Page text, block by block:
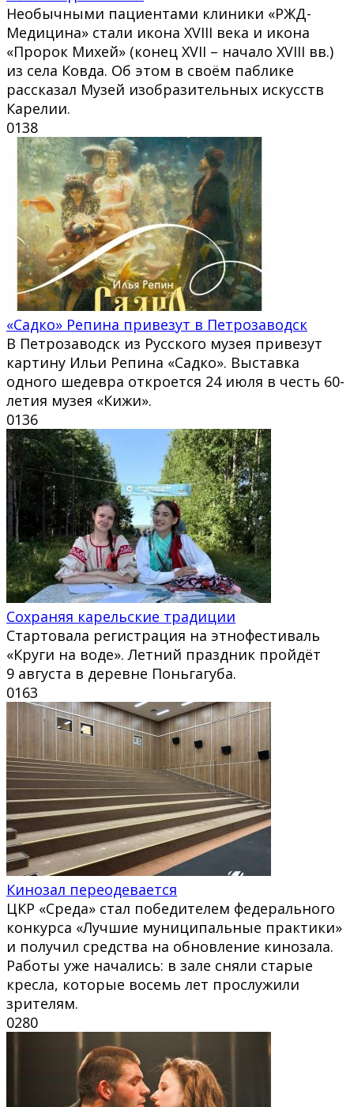
Необычными пациентами клиники «РЖД-
Медицина» стали икона XVIII века и икона
«Пророк Михей» (конец XVII – начало XVIII вв.)
из села Ковда. Об этом в своём паблике
рассказал Музей изобразительных искусств
Карелии.
0138
«Садко» Репина привезут в Петрозаводск
В Петрозаводск из Русского музея привезут
картину Ильи Репина «Садко». Выставка
одного шедевра откроется 24 июля в честь 60-
летия музея «Кижи».
0136
Сохраняя карельские традиции
Стартовала регистрация на этнофестиваль
«Круги на воде». Летний праздник пройдёт
9 августа в деревне Поньгагуба.
0163
Кинозал переодевается
ЦКР «Среда» стал победителем федерального
конкурса «Лучшие муниципальные практики»
и получил средства на обновление кинозала.
Работы уже начались: в зале сняли старые
кресла, которые восемь лет прослужили
зрителям.
0280